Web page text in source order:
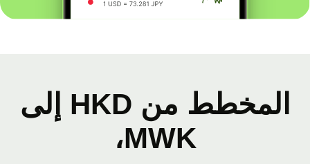
المخطط من HKD إلى
MWK،